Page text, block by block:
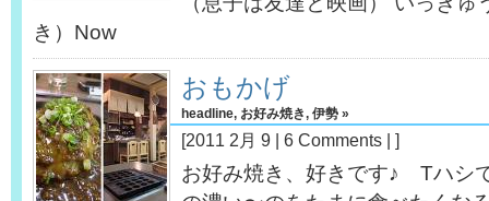
き）Now
おもかげ
headline, お好み焼き, 伊勢 »
[2011 2月 9 | 6 Comments | ]
お好み焼き、好きです♪ Tハシ